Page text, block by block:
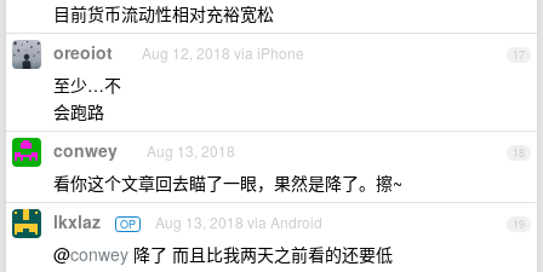
目前货币流动性相对充裕宽松
17
oreoiot Aug 12, 2018 via iPhone
至少…不
会跑路
18
conwey Aug 13, 2018
看你这个文章回去瞄了一眼，果然是降了。擦~
19
lkxlaz OP Aug 13, 2018 via Android
@conwey 降了 而且比我两天之前看的还要低